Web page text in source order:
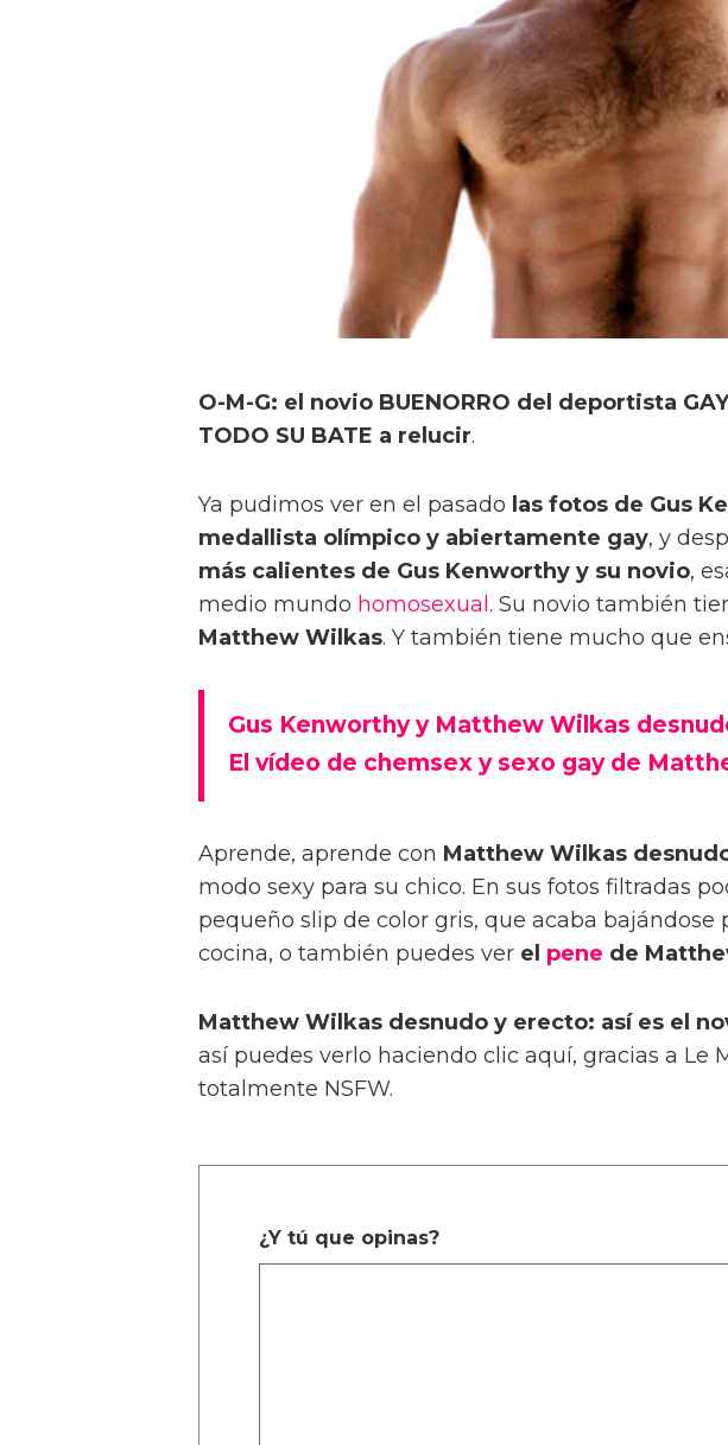
O-M-G: el novio BUENORRO del deportista
TODO SU BATE a relucir.
Ya pudimos ver en el pasado las fotos de Gus
medallista olímpico y abiertamente gay, y
más calientes de Gus Kenworthy y su novio,
medio mundo homosexual . Su novio también
Matthew Wilkas. Y también tiene mucho que
Gus Kenworthy y Matthew Wilkas
El vídeo de chemsex y sexo gay de
Aprende, aprende con Matthew Wilkas
modo sexy para su chico. En sus fotos filtradas
pequeño slip de color gris, que acaba bajándose
cocina, o también puedes ver el pene de
Matthew Wilkas desnudo y erecto: así es el
así puedes verlo haciendo clic aquí, gracias a Le
totalmente NSFW.
¿Y tú que opinas?